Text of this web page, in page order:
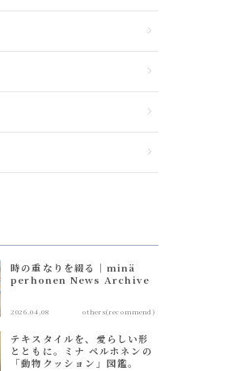
時の重なりを綴る｜minä
perhonen News Archive
2026.04.08 others(recommend)
テキスタイルを、愛らしい形
とともに。ミナ ペルホネンの
「動物クッション」図鑑。